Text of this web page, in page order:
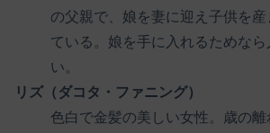
の父親で、娘を妻に迎え子供を産
ている。娘を手に入れるためな
い。
リズ（ダコタ・ファニング）
色白で金髪の美しい女性。歳の